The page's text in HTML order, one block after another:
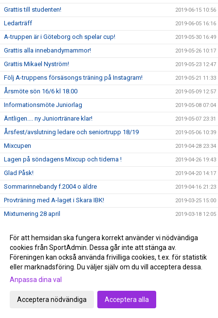
Grattis till studenten! 2019-06-15 10:56
Ledarträff 2019-06-05 16:16
A-truppen är i Göteborg och spelar cup! 2019-05-30 16:49
Grattis alla innebandymammor! 2019-05-26 10:17
Grattis Mikael Nyström! 2019-05-23 12:47
Följ A-truppens försäsongs träning på Instagram! 2019-05-21 11:33
Årsmöte sön 16/6 kl 18.00 2019-05-09 12:57
Informationsmöte Juniorlag 2019-05-08 07:04
Äntligen.... ny Juniortränare klar! 2019-05-07 23:31
Årsfest/avslutning ledare och seniortrupp 18/19 2019-05-06 10:39
Mixcupen 2019-04-28 23:34
Lagen på söndagens Mixcup och tiderna ! 2019-04-26 19:43
Glad Påsk! 2019-04-20 14:17
Sommarinnebandy f.2004 o äldre 2019-04-16 21:23
Provträning med A-laget i Skara IBK! 2019-03-25 15:00
Mixturnering 28 april 2019-03-18 12:05
VilanCup möte sön 17/3 kl 17–18 2019-03-05 15:58
Intersport informerar ! 2019-03-03 20:21
Fotoalbum Skara - Tibro 10-1 2019-03-02 18:49
Storseger i serieepilogen !
(2 kronan) Lör 2/3 KL 13:00 Viktoriaskolan. Kom och stötta
grabbarna till en säsong som obesegrade!
För att hemsidan ska fungera korrekt använder vi nödvändiga
cookies från SportAdmin. Dessa går inte att stänga av.
Föreningen kan också använda frivilliga cookies, t.ex. för statistik
eller marknadsföring. Du väljer själv om du vill acceptera dessa.
Anpassa dina val
Acceptera nödvändiga Acceptera alla